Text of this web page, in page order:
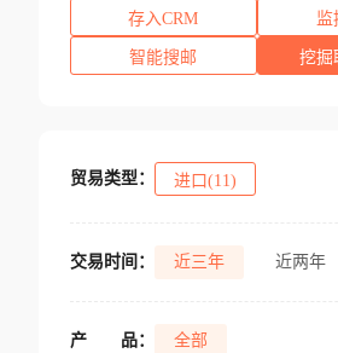
存入CRM 监
智能搜邮 挖掘
贸易类型： 进口(11)
交易时间： 近三年 近两年
产 品： 全部